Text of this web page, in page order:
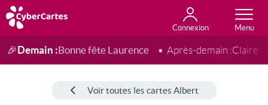
Connexion
Anniversaire
Fête du jour
Amour
Amitié
Merci
Toutes les cartes
🎉Demain :Bonne fête Laurence Après-demain :Claire
Voir toutes les cartes Albert